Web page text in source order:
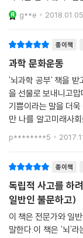
한계가 있어서 읽어
읽기에는 어렵다. 이
g**e 2018.01.05.
종이책
과학 문화운동
'뇌과학 공부' 책을 받
을 선물로 보내니고
기쁨이라는 말을 더
만 나를 알고미래사
것은 알고 있었다고
한 것은 알
p********5
종이책
독립적 사고를 하
일반인 불문하고)
이 책은 전문가와 일
말한다.이 책은 '뇌'